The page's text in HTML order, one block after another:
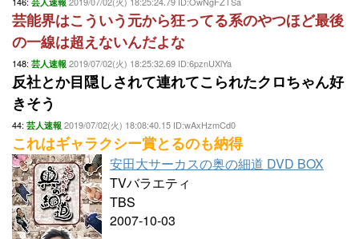
芸能界はこういう元から狂ってる系のやつほど最後
の一線は超えないんだよな
148: 芸人速報 2019/07/02(火) 18:25:32.69 ID:6pznUXiYa
反社とか目隠しされて連れてこられたクロちゃん好
きそう
44: 芸人速報 2019/07/02(火) 18:08:40.15 ID:wAxHzmCd0
これはギャラクシー賞とるのも納得
安田大サーカスの奥の細道 DVD BOX
TVバラエティ
TBS
2007-10-03